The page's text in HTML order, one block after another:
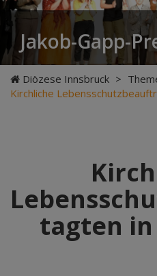
Jakob-Gapp-
Diözese Innsbruck >
Kirchliche
tagten in